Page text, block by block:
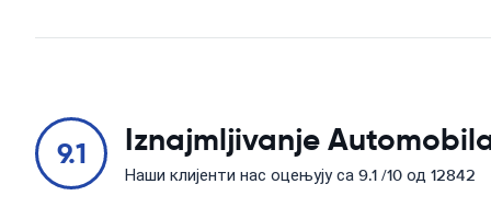
9.1 Iznajmljivanje
Наши клијенти нас оцењују са 9.1 /10 од 12842